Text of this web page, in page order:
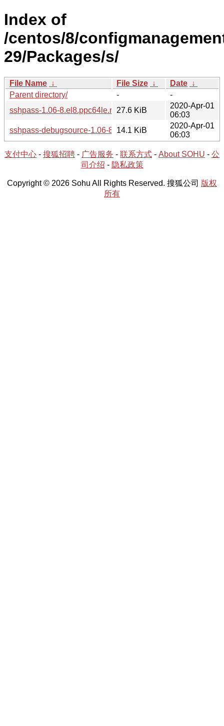
Index of
/centos/8/
29/Packages/s/
File Name ↓ File Size ↓ Date ↓
Parent directory/
-
-
sshpass-1.06-8.el8.ppc64le.rpm27.6 KiB
2020-Apr-01
06:03
sshpass-debugsource-1.06-8.el8.ppc64le.rpm
14.1 KiB
2020-Apr-01
06:03
支付中心 - 搜狐招聘 - 广告服务 - 联系方式 - About SOHU - 公
司介绍 - 隐私政策
Copyright © 2026 Sohu All Rights Reserved. 搜狐公司 版权
所有